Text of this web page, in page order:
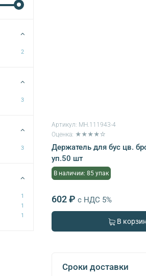
Артикул: MH.111943-4
Оценка: ★★★★☆
Держатель для бус цв.
уп.50 шт
В наличии: 85 упак
602 ₽ с НДС 5%
В
Сроки доставки
2
3
3
1
1
1